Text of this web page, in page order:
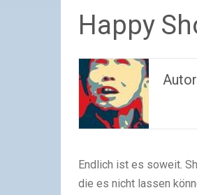
Happy
Endlich ist es soweit.
die es nicht lassen